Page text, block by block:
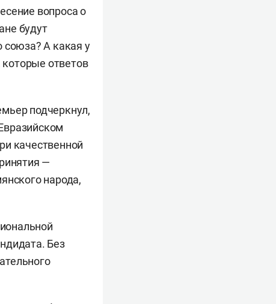
вопроса о
будут
союза? А какая у
которые ответов
подчеркнул,
качественной
—
народа,
Без